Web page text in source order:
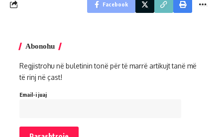
Facebook
Abonohu
Regjistrohu në buletinin tonë për të marrë artikujt tanë më
të rinj në çast!
Email-i juaj